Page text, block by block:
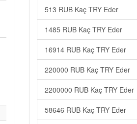
513 RUB Kaç TRY Eder
1485 RUB Kaç TRY Eder
16914 RUB Kaç TRY Eder
220000 RUB Kaç TRY Eder
2200000 RUB Kaç TRY Eder
58646 RUB Kaç TRY Eder